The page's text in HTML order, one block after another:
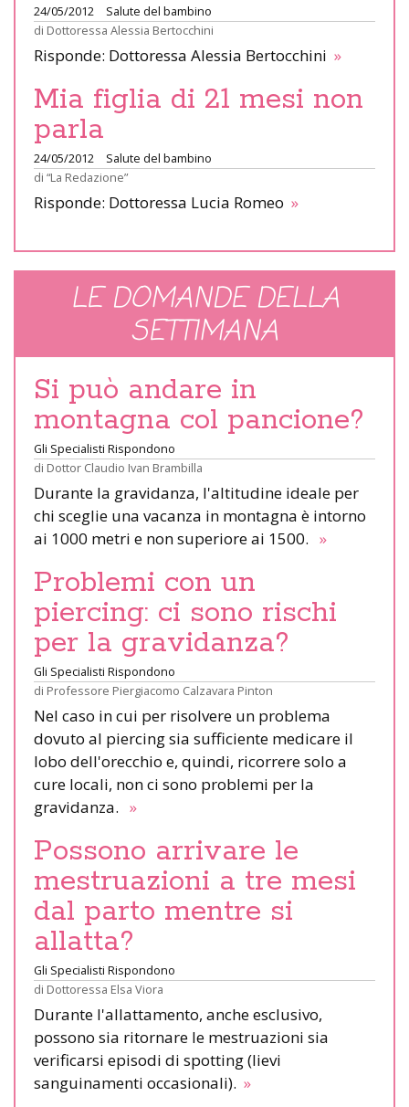
24/05/2012
Salute del bambino
di Dottoressa Alessia Bertocchini
Risponde: Dottoressa Alessia Bertocchini »
Mia figlia di 21 mesi non
parla
24/05/2012
Salute del bambino
di “La Redazione”
Risponde: Dottoressa Lucia Romeo »
LE DOMANDE DELLA
SETTIMANA
Si può andare in
montagna col pancione?
Gli Specialisti Rispondono
di Dottor Claudio Ivan Brambilla
Durante la gravidanza, l'altitudine ideale per
chi sceglie una vacanza in montagna è intorno
ai 1000 metri e non superiore ai 1500. »
Problemi con un
piercing: ci sono rischi
per la gravidanza?
Gli Specialisti Rispondono
di Professore Piergiacomo Calzavara Pinton
Nel caso in cui per risolvere un problema
dovuto al piercing sia sufficiente medicare il
lobo dell'orecchio e, quindi, ricorrere solo a
cure locali, non ci sono problemi per la
gravidanza. »
Possono arrivare le
mestruazioni a tre mesi
dal parto mentre si
allatta?
Gli Specialisti Rispondono
di Dottoressa Elsa Viora
Durante l'allattamento, anche esclusivo,
possono sia ritornare le mestruazioni sia
verificarsi episodi di spotting (lievi
sanguinamenti occasionali). »